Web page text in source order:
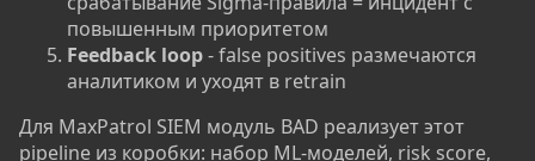
повышенным приоритетом
Feedback loop- false positives размечаются
аналитиком и уходят в retrain
Для MaxPatrol SIEM модуль BAD реализует этот
pipeline из коробки: набор ML-моделей, risk score,